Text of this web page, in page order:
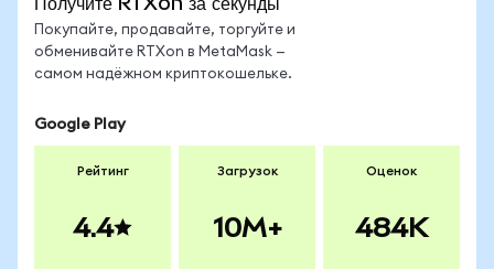
Покупайте, продавайте, торгуйте и
обменивайте RTXon в MetaMask —
самом надёжном криптокошельке.
Google Play
Рейтинг
4.4
Загрузок
10M+
Оценок
484K